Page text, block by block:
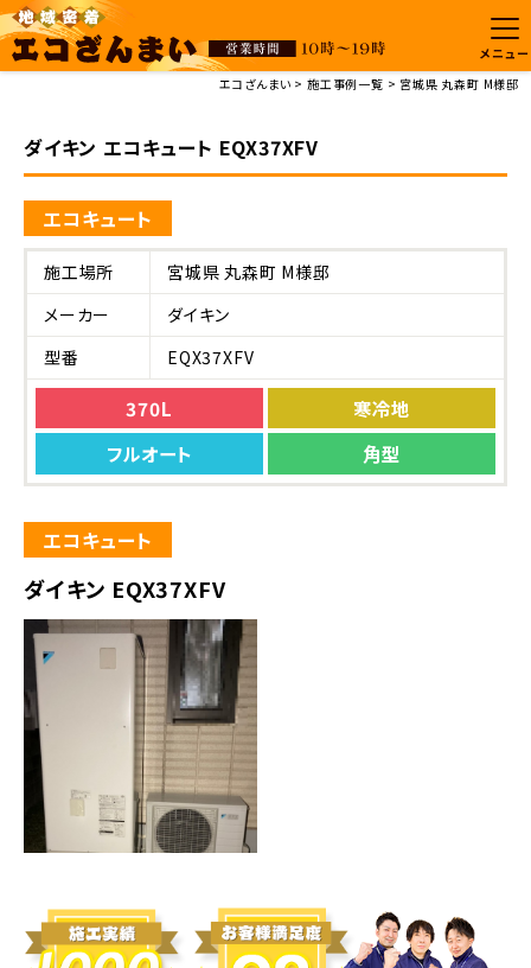
メニュー
エコざんまい
施工事例一覧 宮城県 丸森町 M様邸
ダイキン エコキュート EQX37XFV
エコキュート
施工場所
宮城県 丸森町 M様邸
メーカー
ダイキン
型番
EQX37XFV
370L
寒冷地
フルオート
角型
エコキュート
ダイキン EQX37XFV